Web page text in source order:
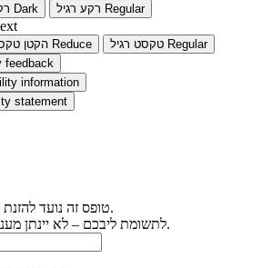
Dark Regular
Reduce
Regular
feedback
information
statement
טופס זה נועד להזנת משוב בנושא נגישות בלבד.
לתשומת ליבכם – לא יינתן מענה לפניות בנושאים אחרים.